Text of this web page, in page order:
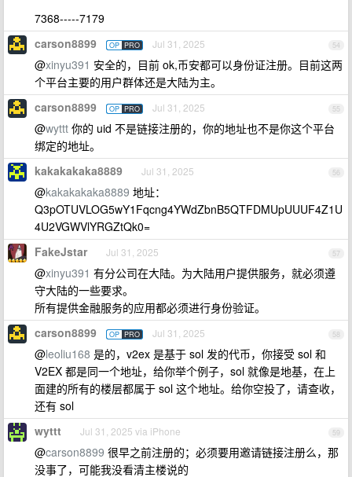
7368-----7179
54
carson8899 OP PRO Jul 31, 2025
@xinyu391 安全的，目前 ok,币安都可以身份证注册。目前这两
个平台主要的用户群体还是大陆为主。
55
carson8899 OP PRO Jul 31, 2025
@wyttt 你的 uid 不是链接注册的，你的地址也不是你这个平台
绑定的地址。
56
kakakakaka8889 Jul 31, 2025
@kakakakaka8889 地址：
Q3pOTUVLOG5wY1Fqcng4YWdZbnB5QTFDMUpUUUF4Z1U
4U2VGWVlYRGZtQk0=
57
FakeJstar Jul 31, 2025
@xinyu391 有分公司在大陆。为大陆用户提供服务，就必须遵
守大陆的一些要求。
所有提供金融服务的应用都必须进行身份验证。
58
carson8899 OP PRO Jul 31, 2025
@leoliu168 是的，v2ex 是基于 sol 发的代币，你接受 sol 和
V2EX 都是同一个地址，给你举个例子，sol 就像是地基，在上
面建的所有的楼层都属于 sol 这个地址。给你空投了，请查收，
还有 sol
59
wyttt Jul 31, 2025 via iPhone
@carson8899 很早之前注册的；必须要用邀请链接注册么，那
没事了，可能我没看清主楼说的